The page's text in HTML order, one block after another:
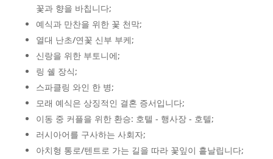
꽃과 향을 바칩니다;
예식과 만찬을 위한 꽃 천막;
열대 난초/연꽃 신부 부케;
신랑을 위한 부토니에;
링 쉘 장식;
스파클링 와인 한 병;
모래 예식은 상징적인 결혼 증서입니다;
이동 중 커플을 위한 환승: 호텔 - 행사장 - 호텔;
러시아어를 구사하는 사회자;
아치형 통로/텐트로 가는 길을 따라 꽃잎이 흩날립니다;